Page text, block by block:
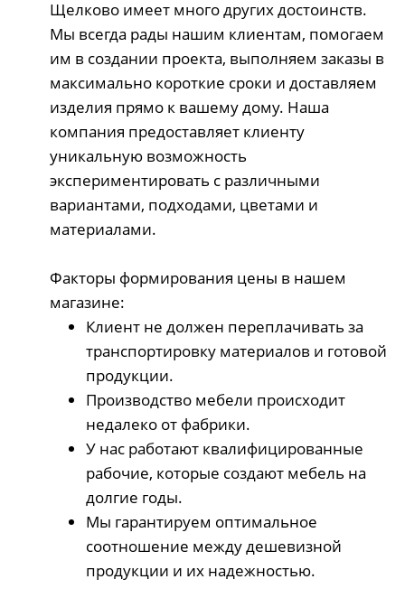
Щелково имеет много других достоинств.
Мы всегда рады нашим клиентам, помогаем
им в создании проекта, выполняем заказы в
максимально короткие сроки и доставляем
изделия прямо к вашему дому. Наша
компания предоставляет клиенту
уникальную возможность
экспериментировать с различными
вариантами, подходами, цветами и
материалами.
Факторы формирования цены в нашем
магазине:
Клиент не должен переплачивать за
транспортировку материалов и готовой
продукции.
Производство мебели происходит
недалеко от фабрики.
У нас работают квалифицированные
рабочие, которые создают мебель на
долгие годы.
Мы гарантируем оптимальное
соотношение между дешевизной
продукции и их надежностью.